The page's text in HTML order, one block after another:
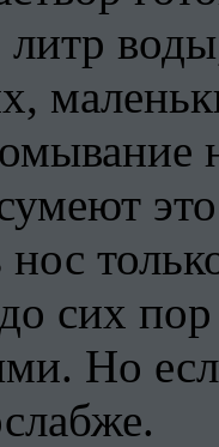
литр
сих
Но